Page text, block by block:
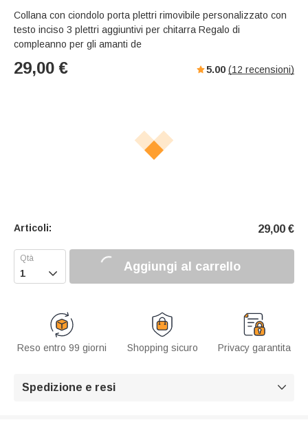
Collana con ciondolo porta plettri rimovibile personalizzato con
testo inciso 3 plettri aggiuntivi per chitarra Regalo di
compleanno per gli amanti de
29,00 € 5.00 (12 recensioni)
Articoli: 29,00 €
 Aggiungi al carrello
Reso entro 99 giorni Shopping sicuro Privacy garantita
Spedizione e resi 